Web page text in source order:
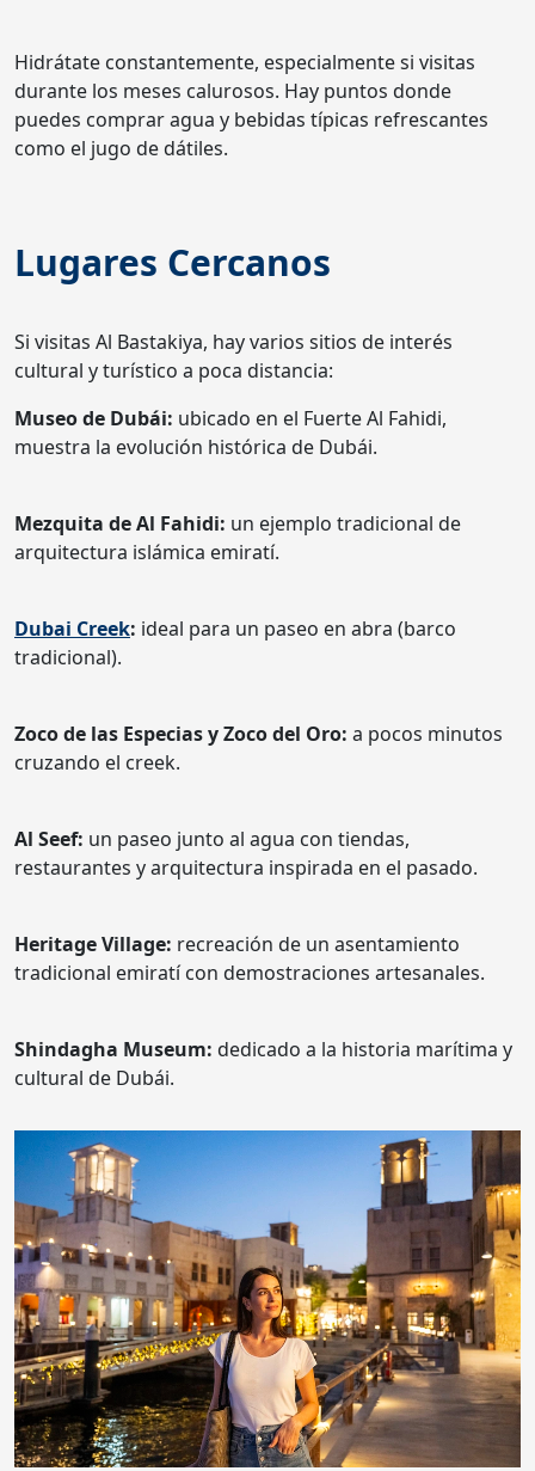
Hidrátate constantemente, especialmente si visitas
durante los meses calurosos. Hay puntos donde
puedes comprar agua y bebidas típicas refrescantes
como el jugo de dátiles.
Lugares Cercanos
Si visitas Al Bastakiya, hay varios sitios de interés
cultural y turístico a poca distancia:
Museo de Dubái: ubicado en el Fuerte Al Fahidi,
muestra la evolución histórica de Dubái.
Mezquita de Al Fahidi: un ejemplo tradicional de
arquitectura islámica emiratí.
Dubai Creek: ideal para un paseo en abra (barco
tradicional).
Zoco de las Especias y Zoco del Oro: a pocos minutos
cruzando el creek.
Al Seef: un paseo junto al agua con tiendas,
restaurantes y arquitectura inspirada en el pasado.
Heritage Village: recreación de un asentamiento
tradicional emiratí con demostraciones artesanales.
Shindagha Museum: dedicado a la historia marítima y
cultural de Dubái.